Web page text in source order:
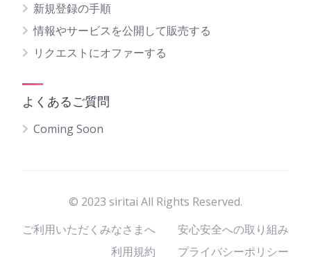
新規登録の手順
情報やサービスを公開して販売する
リクエストにオファーする
よくあるご質問
Coming Soon
© 2023 siritai All Rights Reserved.
ご利用いただくみなさまへ
安心安全への取り組み
利用規約
プライバシーポリシー